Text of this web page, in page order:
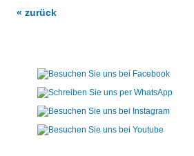
« zurück